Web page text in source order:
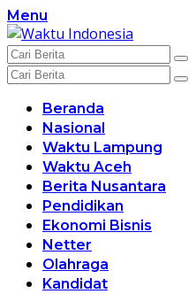
Langsung
ke
konten
Menu
Beranda
Nasional
Waktu Lampung
Waktu Aceh
Berita Nusantara
Pendidikan
Ekonomi Bisnis
Netter
Olahraga
Kandidat